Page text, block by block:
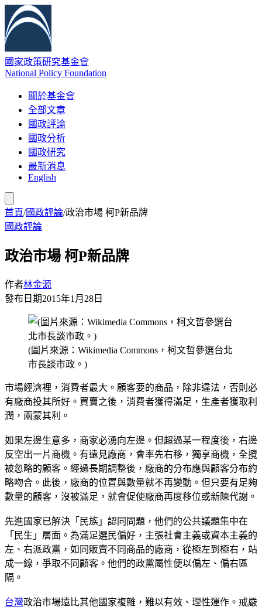
國家政策研究基金會
National Policy Foundation
關於基金會
全部文章
國政評論
國政分析
國政研究
最新消息
English
首頁/國政評論/政治市場 柯P新品牌
國政評論
政治市場 柯P新品牌
作者林金源
發布日期2015年1月28日
(圖片來源：Wikimedia Commons，柯文哲參選台北
市長談市政。)
市場經濟裡，消費者最大。顧客要的商品，除非違法，否則必
有廠商投其所好。買賣之後，消費者獲得滿足，生產者獲取利
潤，兩蒙其利。
如果左邊生意多，商家必湧向左邊。但超過某一程度後，右邊
反空出一片商機。有遠見廠商，會率先右移，獨享商機，全攬
被忽略的顧客。經過長期調整後，廠商的分布應與顧客分布約
略吻合。此後，廠商的位置與數量就不再變動。但只要有足夠
數量的顧客，沒被滿足，就會促使廠商再度移位或新陳代謝。
先進國家已解決「民族」認同問題，他們的公共議題集中在
「民生」層面。為滿足選民偏好，主張社會主義或資本主義的
左、右派政黨，如同販賣不同商品的廠商，從極左到極右，站
成一線，爭取不同顧客。他們的政黨屬性便以偏左、偏右區
隔。
台灣政治市場遠比其他國家複雜，難以有效、理性運作。戒嚴